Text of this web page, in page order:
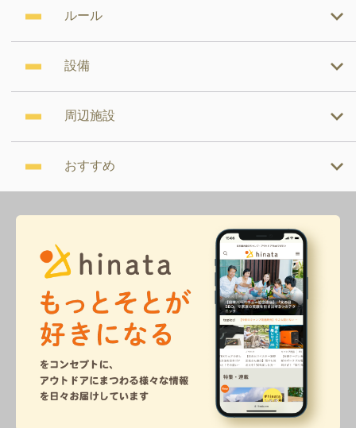
ルール
設備
周辺施設
おすすめ